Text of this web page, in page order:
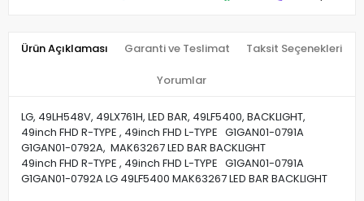
Ürün Açıklaması Garanti ve Teslimat Taksit Seçenekleri
Yorumlar
LG, 49LH548V, 49LX761H, LED BAR, 49LF5400, BACKLIGHT,
49inch FHD R-TYPE , 49inch FHD L-TYPE G1GAN01-0791A
G1GAN01-0792A, MAK63267 LED BAR BACKLIGHT
49inch FHD R-TYPE , 49inch FHD L-TYPE G1GAN01-0791A
G1GAN01-0792A LG 49LF5400 MAK63267 LED BAR BACKLIGHT